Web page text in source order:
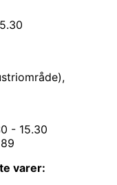
- 15.30
varer: